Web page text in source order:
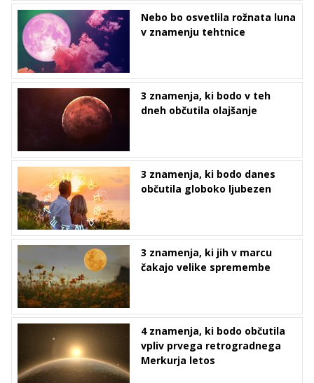
Nebo bo osvetlila rožnata luna
v znamenju tehtnice
3 znamenja, ki bodo v teh
dneh občutila olajšanje
3 znamenja, ki bodo danes
občutila globoko ljubezen
3 znamenja, ki jih v marcu
čakajo velike spremembe
4 znamenja, ki bodo občutila
vpliv prvega retrogradnega
Merkurja letos